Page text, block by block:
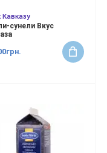
сунели Вкус